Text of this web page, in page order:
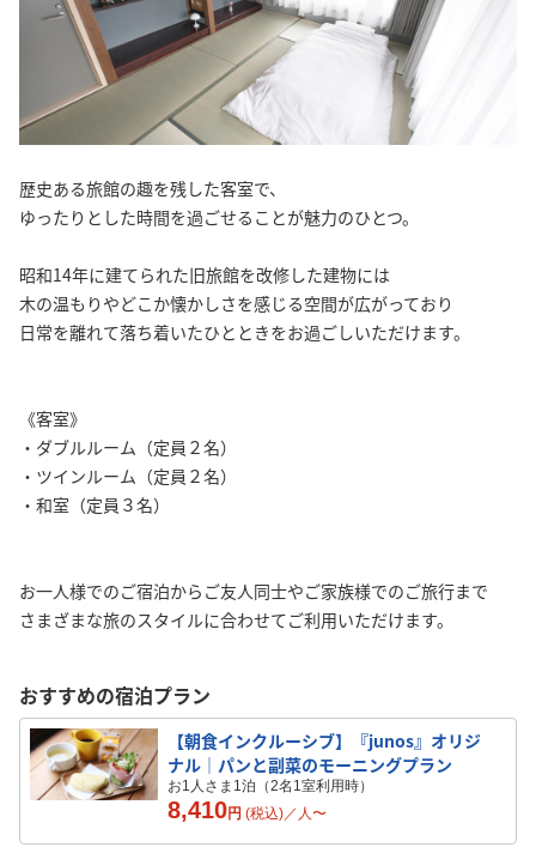
歴史ある旅館の趣を残した客室で、
ゆったりとした時間を過ごせることが魅力のひとつ。
昭和14年に建てられた旧旅館を改修した建物には
木の温もりやどこか懐かしさを感じる空間が広がっており
日常を離れて落ち着いたひとときをお過ごしいただけます。
《客室》
・ダブルルーム（定員２名）
・ツインルーム（定員２名）
・和室（定員３名）
お一人様でのご宿泊からご友人同士やご家族様でのご旅行まで
さまざまな旅のスタイルに合わせてご利用いただけます。
おすすめの宿泊プラン
【朝食インクルーシブ】『junos』オリジ
ナル｜パンと副菜のモーニングプラン
お1人さま1泊（2名1室利用時）
8,410円 (税込)／ 人〜